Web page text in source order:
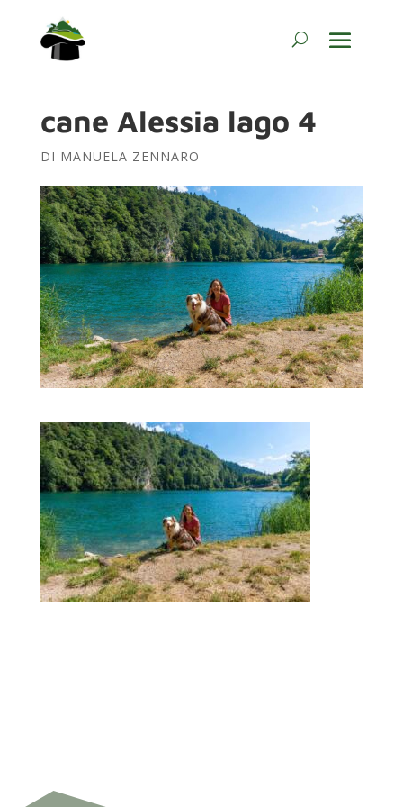
cane Alessia lago 4
DI MANUELA ZENNARO